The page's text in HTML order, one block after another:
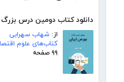
دانلود کتاب دومین درس بزرگ
از: شهاب سهرابی
کتاب‌های علوم
۹۹ صفحه